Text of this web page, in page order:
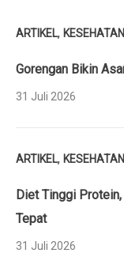
ARTIKEL, KESEHATAN
Gorengan Bikin
31 Juli 2026
ARTIKEL, KESEHATAN
Diet Tinggi
Tepat
31 Juli 2026